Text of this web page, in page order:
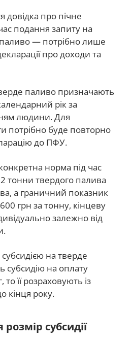
довідка про пічне
подання запиту на
— потрібно лише
про доходи та
паливо призначають
рік за
людини. Для
потрібно буде повторно
до ПФУ.
норма під час
тонни твердого палива
а граничний показник
грн за тонну, кінцеву
залежно від
на тверде
субсидію на оплату
її розраховують із
кінця року.
субсидії